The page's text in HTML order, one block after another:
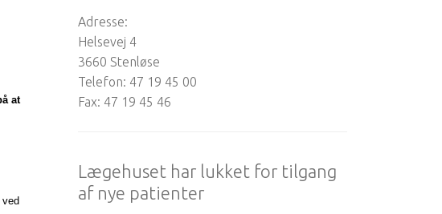
at
ved
Adresse:
Helsevej 4
3660 Stenløse
Telefon: 47 19 45 00
Fax: 47 19 45 46
Lægehuset har lukket for tilgang
af nye patienter